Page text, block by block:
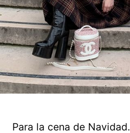
Para la cena de Navidad.